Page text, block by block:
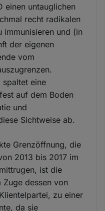
einen untauglichen
recht radikalen
immunisieren und (in
der eigenen
vom
spaltet eine
auf dem Boden
und
Sichtweise ab.
Grenzöffnung, die
2013 bis 2017 im
ist die
dessen von
zu einer
da sie